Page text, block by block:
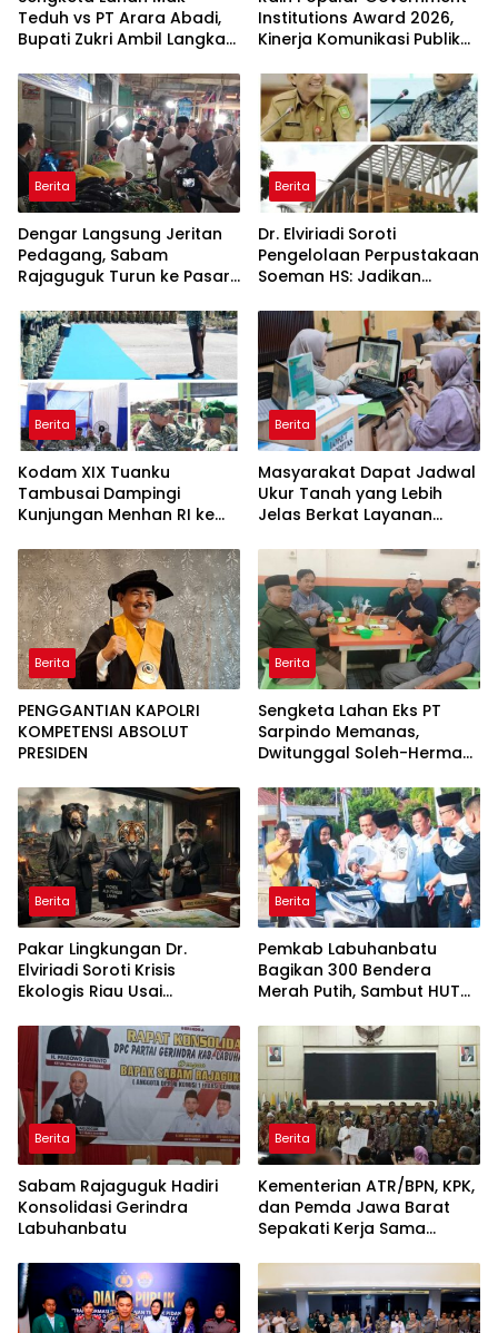
Teduh vs PT Arara Abadi,
Bupati Zukri Ambil Langkah
Institutions Award 2026,
Kinerja Komunikasi Publik
Kembali Diakui
Berita
Dengar Langsung Jeritan
Pedagang, Sabam
Rajaguguk Turun ke Pasar
Berita
Dr. Elviriadi Soroti
Pengelolaan Perpustakaan
Soeman HS: Jadikan
Kawah Candradimuka
Intelektual
Berita
Kodam XIX Tuanku
Tambusai Dampingi
Kunjungan Menhan RI ke
Perkuat Pembangunan
Satuan
Berita
Masyarakat Dapat Jadwal
Ukur Tanah yang Lebih
Jelas Berkat Layanan
Berita
PENGGANTIAN KAPOLRI
KOMPETENSI ABSOLUT
PRESIDEN
Berita
Sengketa Lahan Eks PT
Sarpindo Memanas,
Dwitunggal Soleh-Herman
ke Pulau Rupat
Berita
Pakar Lingkungan Dr.
Elviriadi Soroti Krisis
Ekologis Riau Usai
Monyet, Harimau, dan
Beruang Terhadap Warga
Berita
Pemkab Labuhanbatu
Bagikan 300 Bendera
Merah Putih, Sambut HUT
Berita
Sabam Rajaguguk Hadiri
Konsolidasi Gerindra
Labuhanbatu
Berita
Kementerian ATR/BPN, KPK,
dan Pemda Jawa Barat
Sepakati Kerja Sama
Korupsi serta Penguatan
Ekonomi Daerah